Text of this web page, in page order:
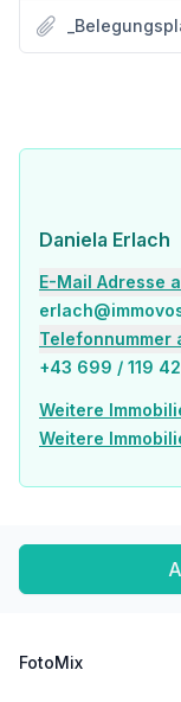
Das Bürogebäude beeindruckt mit markanter Architektur und hoher Transparenz, die eine helle, einladende Atmosphäre schaffen. Besonderheiten wie sieben großzügige Terrassen und eine repräsentative,
â Erdgeschoss:
â Tiefgarage mit 71
â Lobby mit Portier
â Integrierter
â Photovoltaik
â Kartensystem für
Dusche &
Facility Management
Kühlbalken,
Daniela Erlach
erlach@immovos.at
Heizwärmebedarf:
Daniela Erlach
E-Mail Adresse
Telefonnummer
+43 699 / 119
Weitere
Weitere
FotoMix